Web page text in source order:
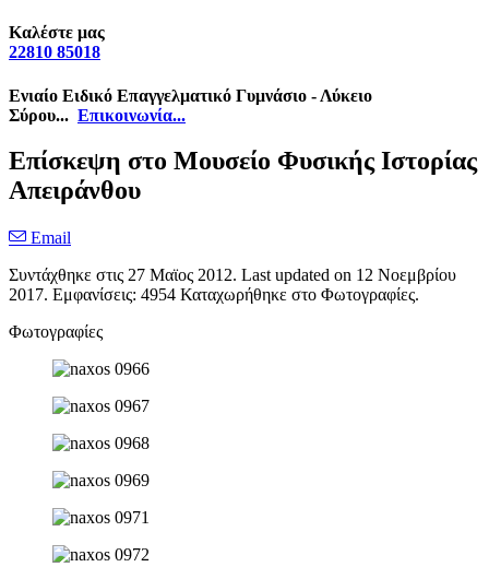
Καλέστε μας
22810 85018
Ενιαίο Ειδικό Επαγγελματικό Γυμνάσιο - Λύκειο
Σύρου... Επικοινωνία...
Επίσκεψη στο Μουσείο Φυσικής Ιστορίας
Απειράνθου
Email
Συντάχθηκε στις 27 Μαϊος 2012. Last updated on 12 Νοεμβρίου
2017. Εμφανίσεις: 4954 Καταχωρήθηκε στο Φωτογραφίες.
Φωτογραφίες